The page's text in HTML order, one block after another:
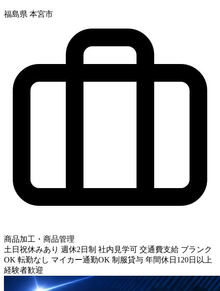
福島県 本宮市
商品加工・商品管理
土日祝休みあり 週休2日制 社内見学可 交通費支給 ブランク
OK 転勤なし マイカー通勤OK 制服貸与 年間休日120日以上
経験者歓迎